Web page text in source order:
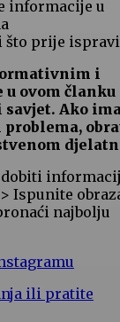
informacije u
što prije
i
ovom članku
Ako
Ispunite
najbolju
ili pratite